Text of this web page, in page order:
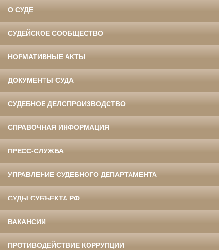
О СУДЕ
СУДЕЙСКОЕ СООБЩЕСТВО
НОРМАТИВНЫЕ АКТЫ
ДОКУМЕНТЫ СУДА
СУДЕБНОЕ ДЕЛОПРОИЗВОДСТВО
СПРАВОЧНАЯ ИНФОРМАЦИЯ
ПРЕСС-СЛУЖБА
УПРАВЛЕНИЕ СУДЕБНОГО ДЕПАРТАМЕНТА
СУДЫ СУБЪЕКТА РФ
ВАКАНСИИ
ПРОТИВОДЕЙСТВИЕ КОРРУПЦИИ